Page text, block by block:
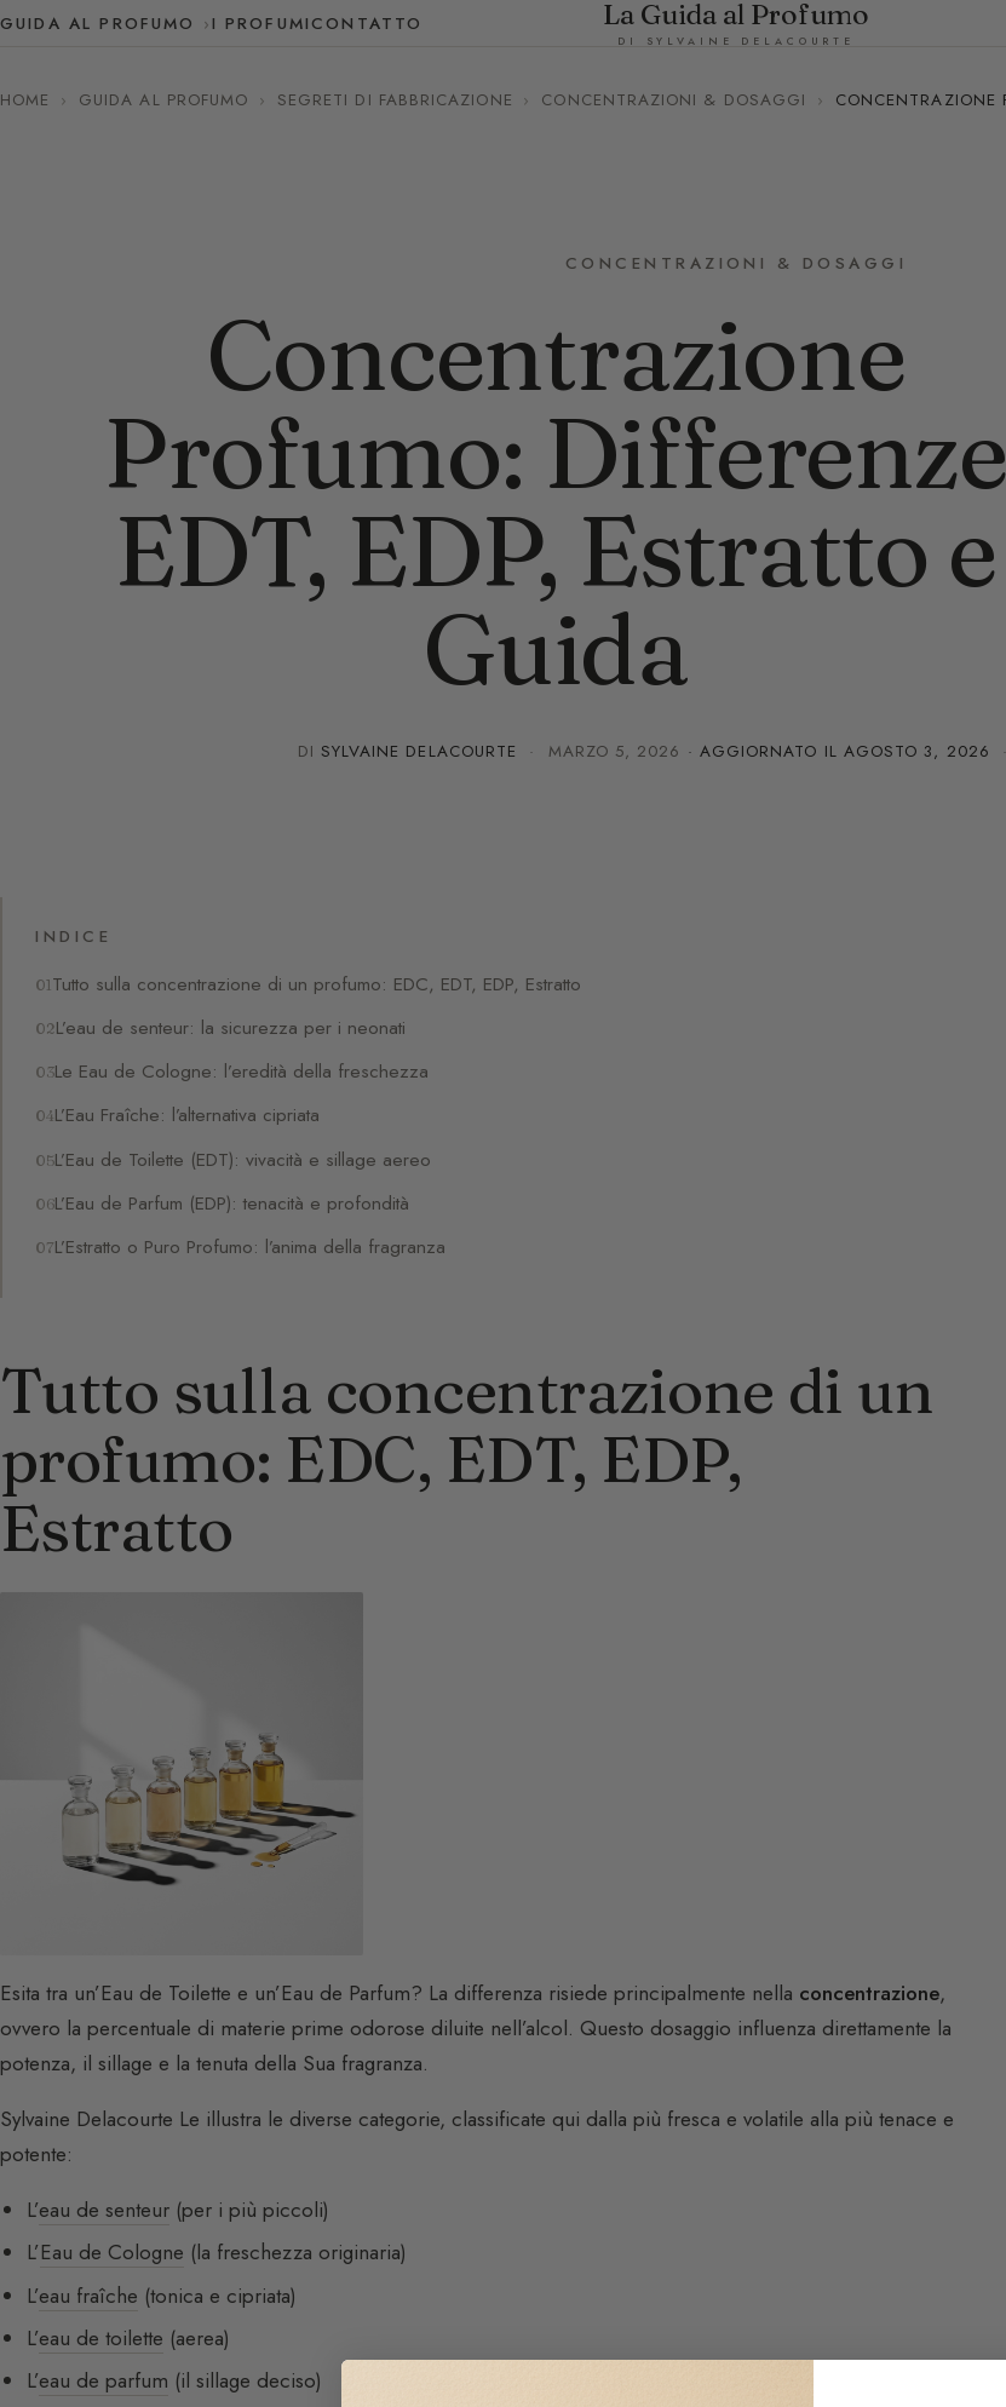
GUIDA AL PROFUMO I PROFUMICONTATTO La Guida al Profumo
DI SYLVAINE DELACOURTE
HOME › GUIDA AL PROFUMO › SEGRETI DI FABBRICAZIONE › CONCENTRAZIONI & DOSAGGI › CONCENTRAZIONE
CONCENTRAZIONI & DOSAGGI
Concentrazione
Profumo: Differenze
EDT, EDP, Estratto e
Guida
DI SYLVAINE DELACOURTE · MARZO 5, 2026 · AGGIORNATO IL AGOSTO 3, 2026
INDICE
Tutto sulla concentrazione di un profumo: EDC, EDT, EDP, Estratto
L’eau de senteur: la sicurezza per i neonati
Le Eau de Cologne: l’eredità della freschezza
L’Eau Fraîche: l’alternativa cipriata
L’Eau de Toilette (EDT): vivacità e sillage aereo
L’Eau de Parfum (EDP): tenacità e profondità
L’Estratto o Puro Profumo: l’anima della fragranza
Tutto sulla concentrazione di un
profumo: EDC, EDT, EDP,
Estratto
Esita tra un’Eau de Toilette e un’Eau de Parfum? La differenza risiede principalmente nella concentrazione,
ovvero la percentuale di materie prime odorose diluite nell’alcol. Questo dosaggio influenza direttamente la
potenza, il sillage e la tenuta della Sua fragranza.
Sylvaine Delacourte Le illustra le diverse categorie, classificate qui dalla più fresca e volatile alla più tenace e
potente:
L’eau de senteur (per i più piccoli)
L’Eau de Cologne (la freschezza originaria)
L’eau fraîche (tonica e cipriata)
L’eau de toilette (aerea)
L’eau de parfum (il sillage deciso)